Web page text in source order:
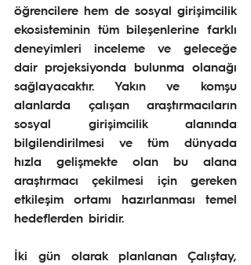
öğrencilere hem de sosyal girişimcilik
ekosisteminin tüm bileşenlerine farklı
deneyimleri inceleme ve geleceğe
dair projeksiyonda bulunma olanağı
sağlayacaktır. Yakın ve komşu
alanlarda çalışan araştırmacıların
sosyal girişimcilik alanında
bilgilendirilmesi ve tüm dünyada
hızla gelişmekte olan bu alana
araştırmacı çekilmesi için gereken
etkileşim ortamı hazırlanması temel
hedeflerden biridir.
İki gün olarak planlanan Çalıştay,